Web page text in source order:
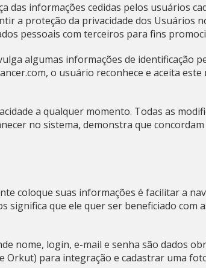
das informações cedidas pelos usuários
a proteção da privacidade dos Usuários
pessoais com terceiros para fins
algumas informações de identificação
o usuário reconhece e aceita
a qualquer momento. Todas as
no sistema, demonstra que
coloque suas informações é facilitar a
significa que ele quer ser beneficiado com
nome, login, e-mail e senha são dados
Orkut) para integração e cadastrar uma